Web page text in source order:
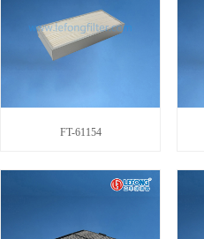
FT-61154